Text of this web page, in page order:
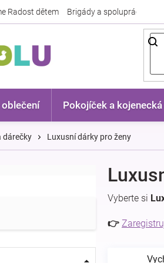
Radost dětem Brigády a spolupráce
Pokojíček a kojenecká
dárečky Luxusní dárky pro ženy
Vyberte si
👉